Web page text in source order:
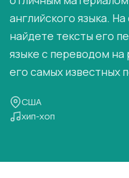
английского языка.
найдете тексты его
языке с переводом на
его самых известных
США
хип-хоп